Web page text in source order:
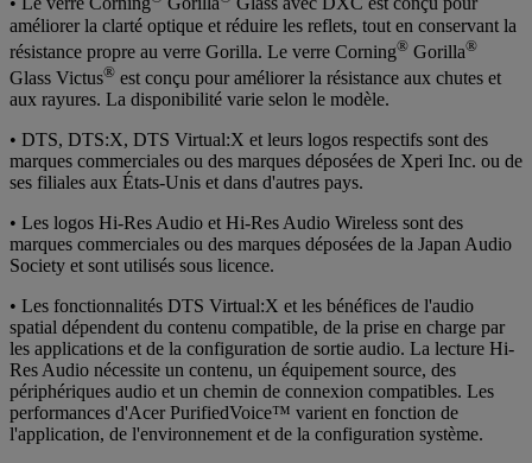
améliorer la clarté optique et réduire les reflets, tout en conservant la
résistance propre au verre Gorilla. Le verre Corning® Gorilla®
Glass Victus® est conçu pour améliorer la résistance aux chutes et
aux rayures. La disponibilité varie selon le modèle.
• DTS, DTS:X, DTS Virtual:X et leurs logos respectifs sont des
marques commerciales ou des marques déposées de Xperi Inc. ou de
ses filiales aux États-Unis et dans d'autres pays.
• Les logos Hi-Res Audio et Hi-Res Audio Wireless sont des
marques commerciales ou des marques déposées de la Japan Audio
Society et sont utilisés sous licence.
• Les fonctionnalités DTS Virtual:X et les bénéfices de l'audio
spatial dépendent du contenu compatible, de la prise en charge par
les applications et de la configuration de sortie audio. La lecture Hi-
Res Audio nécessite un contenu, un équipement source, des
périphériques audio et un chemin de connexion compatibles. Les
performances d'Acer PurifiedVoice™ varient en fonction de
l'application, de l'environnement et de la configuration système.